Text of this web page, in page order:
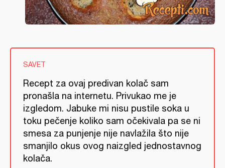
SAVET
Recept za ovaj predivan kolač sam
pronašla na internetu. Privukao me je
izgledom. Jabuke mi nisu pustile soka u
toku pečenje koliko sam očekivala pa se ni
smesa za punjenje nije navlažila što nije
smanjilo okus ovog naizgled jednostavnog
kolača.